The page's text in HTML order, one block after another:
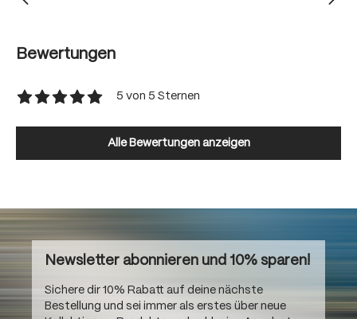
Bewertungen
5 von 5 Sternen
Alle Bewertungen anzeigen
Newsletter abonnieren und 10% sparen!
Sichere dir 10% Rabatt auf deine nächste
Bestellung und sei immer als erstes über neue